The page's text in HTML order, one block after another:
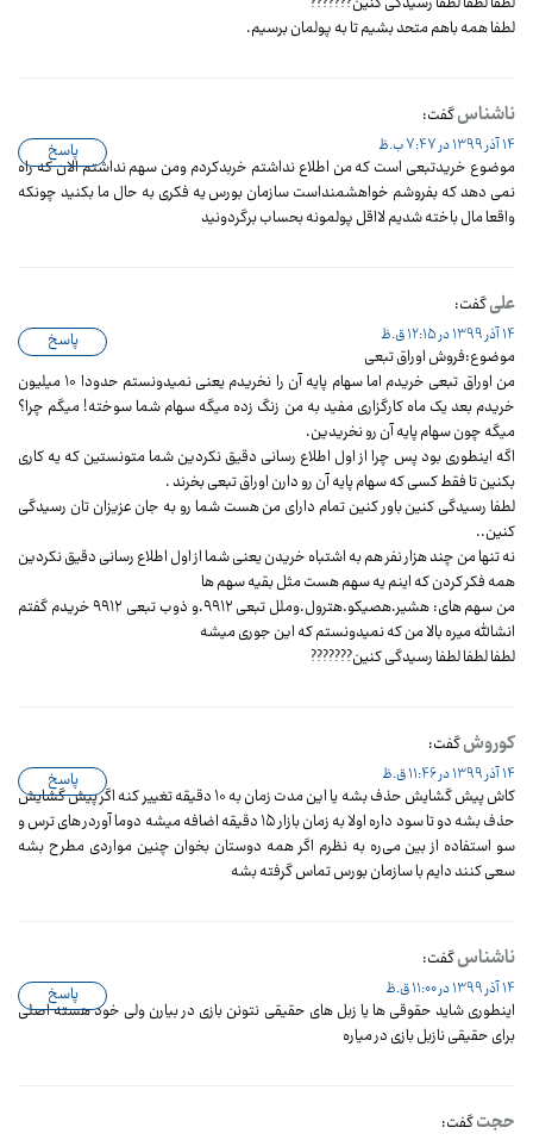
لطفا همه باهم متحد بشیم تا به پولمان برسیم.
ناشناسگفت:
14 آذر 1399 در 7:47 ب.ظ
موضوع خریدتبعی است که من اطلاع نداشتم خربدکردم ومن سهم نداشتم الان که راه
نمی دهد که بفروشم خواهشمنداست سازمان بورس یه فکری به حال ما بکنید چونکه
واقعا مال باخته شدیم لااقل پولمونه بحساب برگردونید
پاسخ
علیگفت:
14 آذر 1399 در 12:15 ق.ظ
موضوع:فروش اوراق تبعی
من اوراق تبعی خریدم اما سهام پایه آن را نخریدم یعنی نمیدونستم حدودا ۱۰ میلیون
خریدم بعد یک ماه کارگزاری مفید به من زنگ زده میگه سهام شما سوخته! میگم چرا؟
میگه چون سهام پایه آن رو نخریدین.
اگه اینطوری بود پس چرا از اول اطلاع رسانی دقیق نکردین شما متونستین که یه کاری
بکنین تا فقط کسی که سهام پایه آن رو دارن اوراق تبعی بخرند .
لطفا رسیدگی کنین باور کنین تمام دارای من هست شما رو به جان عزیزان تان رسیدگی
کنین..
نه تنها من چند هزار نفر هم به اشتباه خریدن یعنی شما از اول اطلاع رسانی دقیق نکردین
همه فکر کردن که اینم یه سهم هست مثل بقیه سهم ها
من سهم های: هشیر.هصیکو.هترول.وملل تبعی ۹۹۱۲.و ذوب تبعی ۹۹۱۲ خریدم گفتم
انشالله میره بالا من که نمیدونستم که این جوری میشه
لطفا لطفا لطفا رسیدگی کنین???????
پاسخ
کوروشگفت:
14 آذر 1399 در 11:46 ق.ظ
کاش پیش گشایش حذف بشه یا این مدت زمان به ۱۰ دقیقه تغییر کنه اگر پیش گشایش
حذف بشه دو تا سود داره اولا به زمان بازار ۱۵ دقیقه اضافه میشه دوما آوردر های ترس و
سو استفاده از بین می‌ره به نظرم اگر همه دوستان بخوان چنین مواردی مطرح بشه
سعی کنند دایم با سازمان بورس تماس گرفته بشه
پاسخ
ناشناسگفت:
14 آذر 1399 در 11:00 ق.ظ
اینطوری شاید حقوقی ها یا زبل های حقیقی نتونن بازی در بیارن ولی خود هسته اصلی
برای حقیقی نازبل بازی در میاره
پاسخ
حجتگفت: